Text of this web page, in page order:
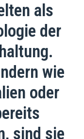
als
der
wie
oder
sind sie